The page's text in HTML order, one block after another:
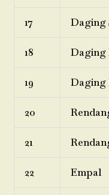
17 Daging
18 Daging
19 Daging
20
21
22 Empal